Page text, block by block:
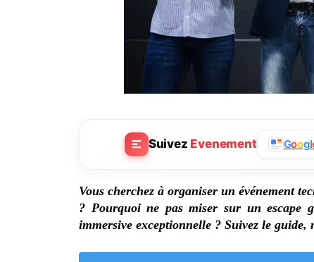
Suivez Evenement Googl
Vous cherchez à organiser un événement
? Pourquoi ne pas miser sur un escape
immersive exceptionnelle ? Suivez le